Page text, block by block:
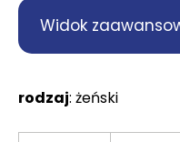
Widok
rodzaj: żeński